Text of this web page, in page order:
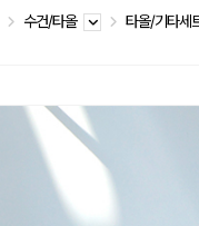
수건/타올 타올/기타